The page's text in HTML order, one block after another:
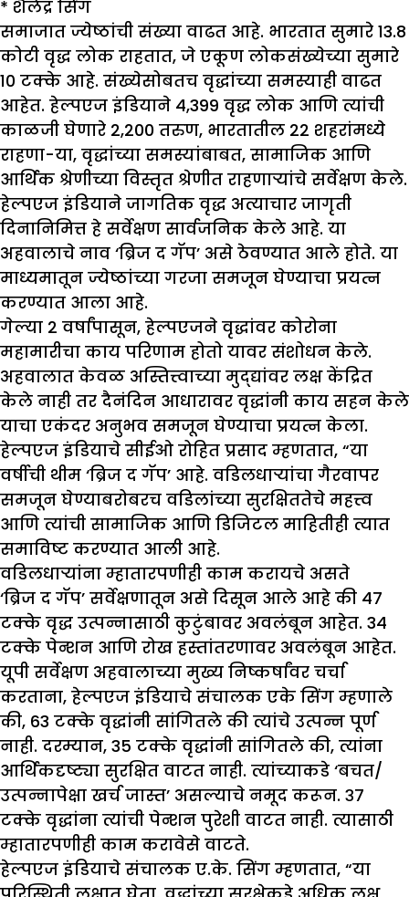
* शैलेंद्र सिंग
समाजात ज्येष्ठांची संख्या वाढत आहे. भारतात सुमारे 13.8
कोटी वृद्ध लोक राहतात, जे एकूण लोकसंख्येच्या सुमारे
10 टक्के आहे. संख्येसोबतच वृद्धांच्या समस्याही वाढत
आहेत. हेल्पएज इंडियाने 4,399 वृद्ध लोक आणि त्यांची
काळजी घेणारे 2,200 तरुण, भारतातील 22 शहरांमध्ये
राहणा-या, वृद्धांच्या समस्यांबाबत, सामाजिक आणि
आर्थिक श्रेणीच्या विस्तृत श्रेणीत राहणाऱ्यांचे सर्वेक्षण केले.
हेल्पएज इंडियाने जागतिक वृद्ध अत्याचार जागृती
दिनानिमित्त हे सर्वेक्षण सार्वजनिक केले आहे. या
अहवालाचे नाव ‘ब्रिज द गॅप’ असे ठेवण्यात आले होते. या
माध्यमातून ज्येष्ठांच्या गरजा समजून घेण्याचा प्रयत्न
करण्यात आला आहे.
गेल्या 2 वर्षांपासून, हेल्पएजने वृद्धांवर कोरोना
महामारीचा काय परिणाम होतो यावर संशोधन केले.
अहवालात केवळ अस्तित्त्वाच्या मुद्द्यांवर लक्ष केंद्रित
केले नाही तर दैनंदिन आधारावर वृद्धांनी काय सहन केले
याचा एकंदर अनुभव समजून घेण्याचा प्रयत्न केला.
हेल्पएज इंडियाचे सीईओ रोहित प्रसाद म्हणतात, “या
वर्षीची थीम ‘ब्रिज द गॅप’ आहे. वडिलधाऱ्यांचा गैरवापर
समजून घेण्याबरोबरच वडिलांच्या सुरक्षिततेचे महत्त्व
आणि त्यांची सामाजिक आणि डिजिटल माहितीही त्यात
समाविष्ट करण्यात आली आहे.
वडिलधाऱ्यांना म्हातारपणीही काम करायचे असते
‘ब्रिज द गॅप’ सर्वेक्षणातून असे दिसून आले आहे की 47
टक्के वृद्ध उत्पन्नासाठी कुटुंबावर अवलंबून आहेत. 34
टक्के पेन्शन आणि रोख हस्तांतरणावर अवलंबून आहेत.
यूपी सर्वेक्षण अहवालाच्या मुख्य निष्कर्षांवर चर्चा
करताना, हेल्पएज इंडियाचे संचालक एके सिंग म्हणाले
की, 63 टक्के वृद्धांनी सांगितले की त्यांचे उत्पन्न पूर्ण
नाही. दरम्यान, 35 टक्के वृद्धांनी सांगितले की, त्यांना
आर्थिकदृष्ट्या सुरक्षित वाटत नाही. त्यांच्याकडे ‘बचत/
उत्पन्नापेक्षा खर्च जास्त’ असल्याचे नमूद करून. ३७
टक्के वृद्धांना त्यांची पेन्शन पुरेशी वाटत नाही. त्यासाठी
म्हातारपणीही काम करावेसे वाटते.
हेल्पएज इंडियाचे संचालक ए.के. सिंग म्हणतात, “या